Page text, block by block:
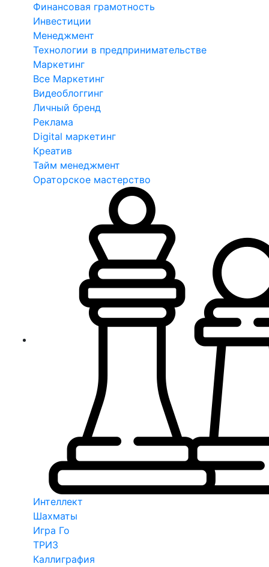
Финансовая грамотность
Инвестиции
Менеджмент
Технологии в предпринимательстве
Маркетинг
Все Маркетинг
Видеоблоггинг
Личный бренд
Реклама
Digital маркетинг
Креатив
Тайм менеджмент
Ораторское мастерство
Интеллект
Шахматы
Игра Го
ТРИЗ
Каллиграфия